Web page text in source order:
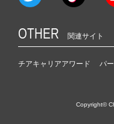
OTHER 関連サイト
チアキャリアアワード パ
Copyright©